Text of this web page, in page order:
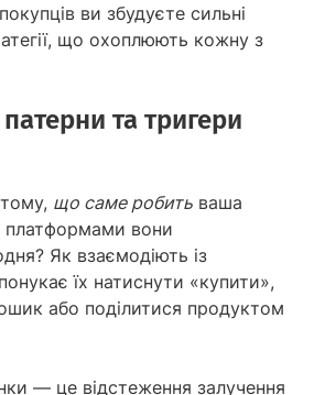
ви збудуєте сильні
що охоплюють кожну з
та тригери
що саме робить ваша
платформами вони
Як взаємодіють із
їх натиснути «купити»,
або поділитися продуктом
— це відстеження залучення